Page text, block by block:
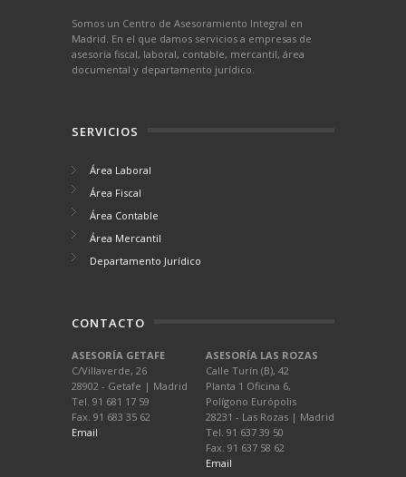
Somos un Centro de Asesoramiento Integral en
Madrid. En el que damos servicios a empresas de
asesoría fiscal, laboral, contable, mercantil, área
documental y departamento jurídico.
SERVICIOS
Área Laboral
Área Fiscal
Área Contable
Área Mercantil
Departamento Jurídico
CONTACTO
ASESORÍA GETAFE
C/Villaverde, 26
28902 - Getafe | Madrid
Tel. 91 681 17 59
Fax. 91 683 35 62
Email
ASESORÍA LAS ROZAS
Calle Turín (B), 42
Planta 1 Oficina 6,
Polígono Európolis
28231 - Las Rozas | Madrid
Tel. 91 637 39 50
Fax. 91 637 58 62
Email